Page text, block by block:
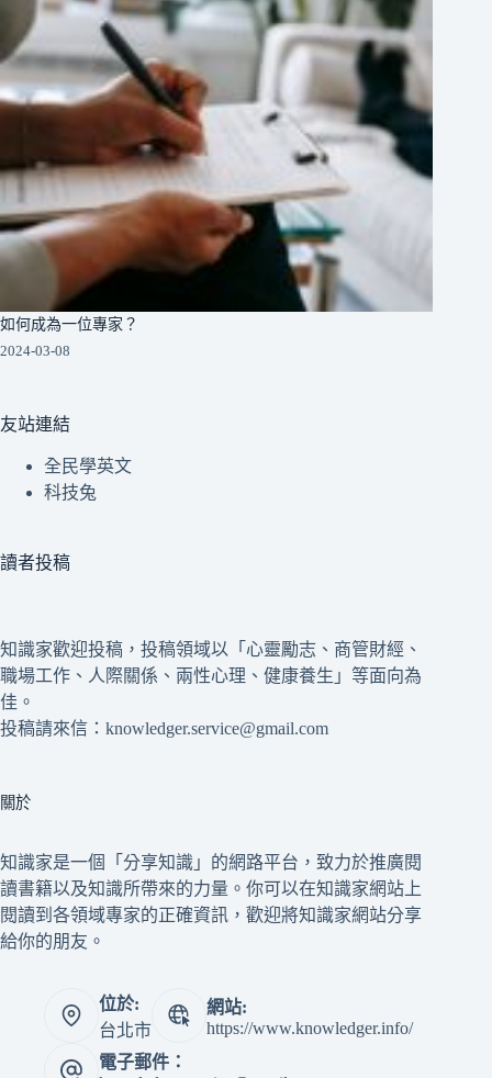
如何成為一位專家？
2024-03-08
友站連結
全民學英文
科技兔
讀者投稿
知識家歡迎投稿，投稿領域以「心靈勵志、商管財經、
職場工作、人際關係、兩性心理、健康養生」等面向為
佳。
投稿請來信：knowledger.service@gmail.com
關於
知識家是一個「分享知識」的網路平台，致力於推廣閱
讀書籍以及知識所帶來的力量。你可以在知識家網站上
閱讀到各領域專家的正確資訊，歡迎將知識家網站分享
給你的朋友。
位於:
台北市
網站:
https://www.knowledger.info/
電子郵件：